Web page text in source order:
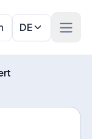
DE